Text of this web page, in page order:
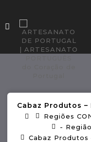
Cabaz Produtos –
Regiões
-
Cabaz Produtos